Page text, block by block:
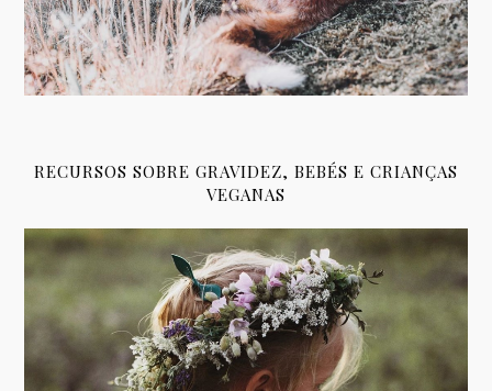
RECURSOS SOBRE GRAVIDEZ, BEBÉS E CRIANÇAS
VEGANAS